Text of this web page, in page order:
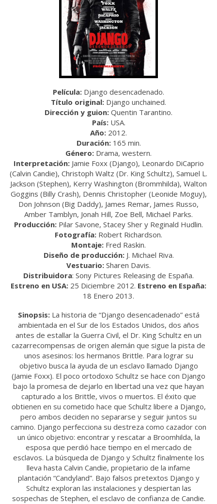
Película: Django desencadenado.
Título original: Django unchained.
Dirección y guion: Quentin Tarantino.
País:USA.
Año: 2012.
Duración:165 min.
Género: Drama, western.
Interpretación:Jamie Foxx (Django), Leonardo DiCaprio
(Calvin Candie), Christoph Waltz (Dr. King Schultz), Samuel L.
Jackson (Stephen), Kerry Washington (Brommhilda), Walton
Goggins (Billy Crash), Dennis Christopher (Leonide Moguy),
Don Johnson (Big Daddy), James Remar, James Russo,
Amber Tamblyn, Jonah Hill, Zoe Bell, Michael Parks.
Producción: Pilar Savone, Stacey Sher y Reginald Hudlin.
Fotografía: Robert Richardson.
Montaje: Fred Raskin.
Diseño de producción:J. Michael Riva.
Vestuario: Sharen Davis.
Distribuidora: Sony Pictures Releasing de España.
Estreno en USA: 25 Diciembre 2012. Estreno en España:
18 Enero 2013.
Sinopsis:La historia de “Django desencadenado” está
ambientada en el Sur de los Estados Unidos, dos años
antes de estallar la Guerra Civil, el Dr. King Schultz en un
cazarrecompensas de origen alemán que sigue la pista de
unos asesinos: los hermanos Brittle. Para lograr su
objetivo busca la ayuda de un esclavo llamado Django
(Jamie Foxx). El poco ortodoxo Schultz se hace con Django
bajo la promesa de dejarlo en libertad una vez que hayan
capturado a los Brittle, vivos o muertos. El éxito que
obtienen en su cometido hace que Schultz libere a Django,
pero ambos deciden no separarse y seguir juntos su
camino. Django perfecciona su destreza como cazador con
un único objetivo: encontrar y rescatar a Broomhilda, la
esposa que perdió hace tiempo en el mercado de
esclavos. La búsqueda de Django y Schultz finalmente los
lleva hasta Calvin Candie, propietario de la infame
plantación “Candyland”. Bajo falsos pretextos Django y
Schultz exploran las instalaciones y despiertan las
sospechas de Stephen, el esclavo de confianza de Candie.